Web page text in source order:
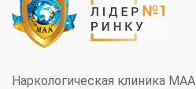
Наркологическая клиника МАА